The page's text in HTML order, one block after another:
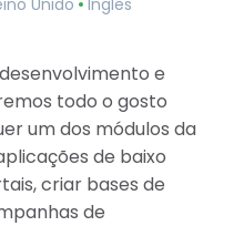
Unido
Inglês
e
todo o gosto
um dos módulos da
de baixo
criar bases de
de